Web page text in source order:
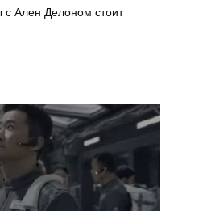
с Ален Делоном стоит